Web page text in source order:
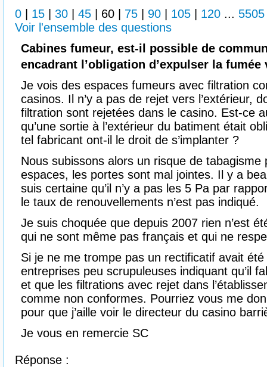
0
15 30 45 60 75 90 105 120 ... 5505
Voir l'ensemble des questions
Cabines fumeur, est-il possible de
encadrant l’obligation d’expulser la
Je vois des espaces fumeurs avec filtration
casinos. Il n’y a pas de rejet vers l’extérieur,
filtration sont rejetées dans le casino. Est-ce
qu’une sortie à l’extérieur du batiment était
tel fabricant ont-il le droit de s’implanter ?
Nous subissons alors un risque de
espaces, les portes sont mal jointes. Il y a
suis certaine qu’il n’y a pas les 5 Pa par
le taux de renouvellements n’est pas indiqué.
Je suis choquée que depuis 2007 rien n’est
qui ne sont même pas français et qui ne
Si je ne me trompe pas un rectificatif avait
entreprises peu scrupuleuses indiquant qu’il
et que les filtrations avec rejet dans
comme non conformes. Pourriez vous me
pour que j’aille voir le directeur du casino
Je vous en remercie SC
Réponse :